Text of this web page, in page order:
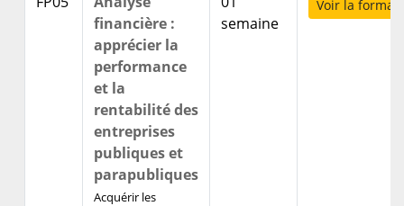
financière :
apprécier la
performance
et la
rentabilité des
entreprises
publiques et
parapubliques
Acquérir les
semaine
Voir la